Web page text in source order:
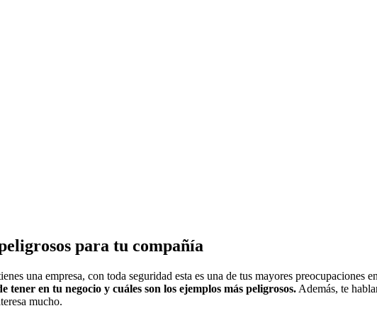
para tu compañía
una empresa, con toda seguridad esta es una de tus mayores preocupaciones
tener en tu negocio y cuáles son los ejemplos más peligrosos. Además, te
mucho.